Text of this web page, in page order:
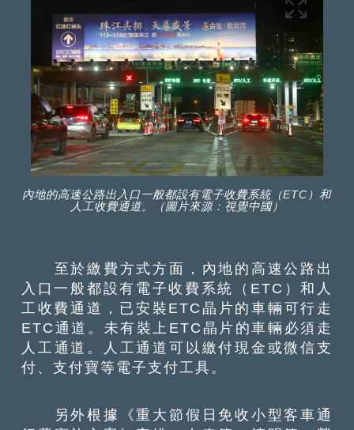
內地的高速公路出入口一般都設有電子收費系統（ETC）和
人工收費通道。（圖片來源：視覺中國）
至於繳費方式方面，內地的高速公路出
入口一般都設有電子收費系統（ETC）和人
工收費通道，已安裝ETC晶片的車輛可行走
ETC通道。未有裝上ETC晶片的車輛必須走
人工通道。人工通道可以繳付現金或微信支
付、支付寶等電子支付工具。
另外根據《重大節假日免收小型客車通